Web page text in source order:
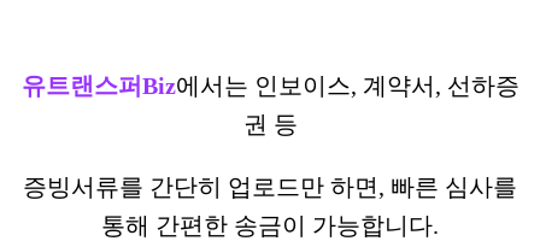
유트랜스퍼Biz에서는 인보이스, 계약서, 선하증
권 등
증빙서류를 간단히 업로드만 하면, 빠른 심사를
통해 간편한 송금이 가능합니다.